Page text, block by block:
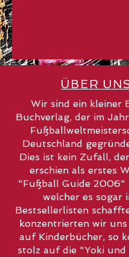
ÜBER
Wir sind ein kleiner
Buchverlag, der im
Deutschland
Dies ist kein Zufall,
erschien als erstes
"Fußball Guide 2006"
welcher es sogar
Bestsellerlisten
konzentrierten wir
auf Kinderbücher, so
stolz auf die "Yoki